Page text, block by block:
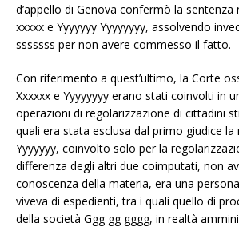
d’appello di Genova confermò la
xxxxx e Yyyyyyy Yyyyyyyy, assolvendo
sssssss per non avere commesso il fatto.
Con riferimento a quest’ultimo, la Corte
Xxxxxx e Yyyyyyyy erano stati coinvolti in
operazioni di regolarizzazione di cittadini
quali era stata esclusa dal primo giudice la
Yyyyyyy, coinvolto solo per la
differenza degli altri due coimputati, non
conoscenza della materia, era una
viveva di espedienti, tra i quali quello di
della società Ggg gg gggg, in realtà